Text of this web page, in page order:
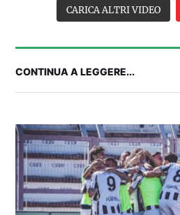
IL CAGLIARI SI
CARICA ALTRI VIDEO
CONTINUA A LEGGERE...